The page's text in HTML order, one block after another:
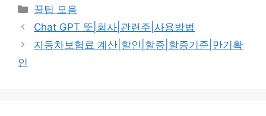
카
테
리
꿀팁 모음
Chat GPT 뜻|회사|관련주|사용방법
자동차보험료 계산|할인|할증|할증기준|만기확
인